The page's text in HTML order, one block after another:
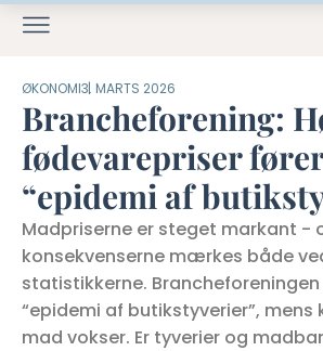
ØKONOMI3. MARTS 2026
Brancheforening:
fødevarepriser
“epidemi af
Madpriserne er steget markant -
konsekvenserne mærkes både
statistikkerne. Brancheforeningen
“epidemi af butikstyverier”, mens
mad vokser. Er tyverier og